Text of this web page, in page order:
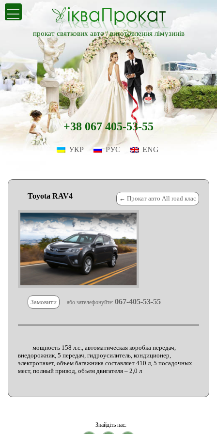
прокат святкових авто /виготовлення лімузинів
+38 067 405-53-55
УКР РУС ENG
Toyota RAV4 ← Прокат авто All road клас
Замовити або зателефонуйте:067-405-53-55
мощность 158 л.с., автоматическая коробка передач,
внедорожник, 5 передач, гидроусилитель, кондиционер,
электропакет, объем багажника составляет 410 л, 5 посадочных
мест, полный привод, объем двигателя – 2,0 л
Знайдіть нас: